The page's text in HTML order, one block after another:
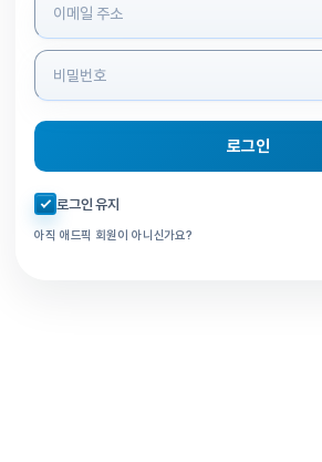
로그인
자동로그인 체크
로그인 유지
아직 애드픽 회원이 아니신가요?